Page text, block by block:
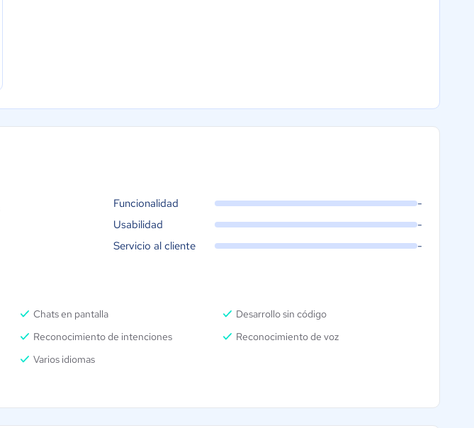
Funcionalidad
-
Usabilidad
-
Servicio al cliente
-
Chats en pantalla
Desarrollo sin código
Reconocimiento de intenciones
Reconocimiento de voz
Varios idiomas